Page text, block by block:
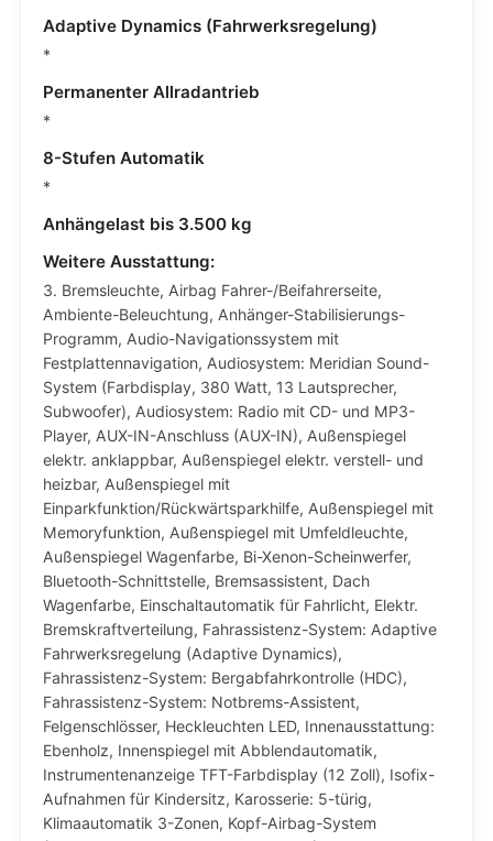
Adaptive Dynamics (Fahrwerksregelung)
*
Permanenter Allradantrieb
*
8-Stufen Automatik
*
Anhängelast bis 3.500 kg
Weitere Ausstattung:
3. Bremsleuchte, Airbag Fahrer-/Beifahrerseite,
Ambiente-Beleuchtung, Anhänger-Stabilisierungs-
Programm, Audio-Navigationssystem mit
Festplattennavigation, Audiosystem: Meridian Sound-
System (Farbdisplay, 380 Watt, 13 Lautsprecher,
Subwoofer), Audiosystem: Radio mit CD- und MP3-
Player, AUX-IN-Anschluss (AUX-IN), Außenspiegel
elektr. anklappbar, Außenspiegel elektr. verstell- und
heizbar, Außenspiegel mit
Einparkfunktion/Rückwärtsparkhilfe, Außenspiegel mit
Memoryfunktion, Außenspiegel mit Umfeldleuchte,
Außenspiegel Wagenfarbe, Bi-Xenon-Scheinwerfer,
Bluetooth-Schnittstelle, Bremsassistent, Dach
Wagenfarbe, Einschaltautomatik für Fahrlicht, Elektr.
Bremskraftverteilung, Fahrassistenz-System: Adaptive
Fahrwerksregelung (Adaptive Dynamics),
Fahrassistenz-System: Bergabfahrkontrolle (HDC),
Fahrassistenz-System: Notbrems-Assistent,
Felgenschlösser, Heckleuchten LED, Innenausstattung:
Ebenholz, Innenspiegel mit Abblendautomatik,
Instrumentenanzeige TFT-Farbdisplay (12 Zoll), Isofix-
Aufnahmen für Kindersitz, Karosserie: 5-türig,
Klimaautomatik 3-Zonen, Kopf-Airbag-System